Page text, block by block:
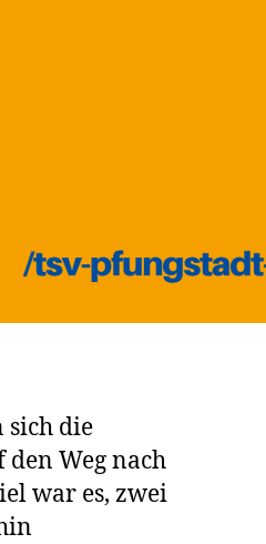
sich die
den Weg nach
war es, zwei